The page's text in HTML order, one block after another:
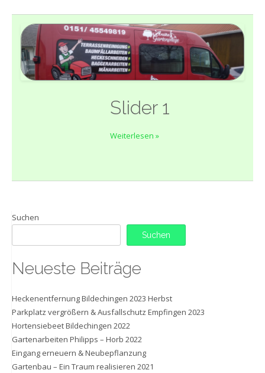
Slider 1
Weiterlesen »
Suchen
Suchen
Neueste Beiträge
Heckenentfernung Bildechingen 2023 Herbst
Parkplatz vergrößern & Ausfallschutz Empfingen 2023
Hortensiebeet Bildechingen 2022
Gartenarbeiten Philipps – Horb 2022
Eingang erneuern & Neubepflanzung
Gartenbau – Ein Traum realisieren 2021